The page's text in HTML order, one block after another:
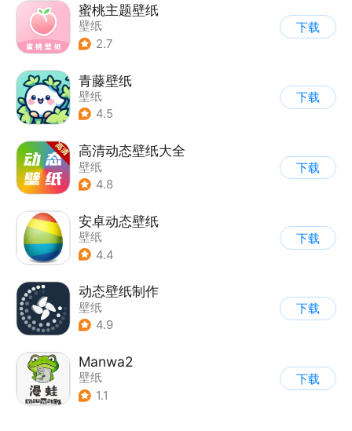
蜜桃主题壁纸
壁纸
2.7
下载
青藤壁纸
壁纸
4.5
下载
高清动态壁纸大全
壁纸
4.8
下载
安卓动态壁纸
壁纸
4.4
下载
动态壁纸制作
壁纸
4.9
下载
Manwa2
壁纸
1.1
下载